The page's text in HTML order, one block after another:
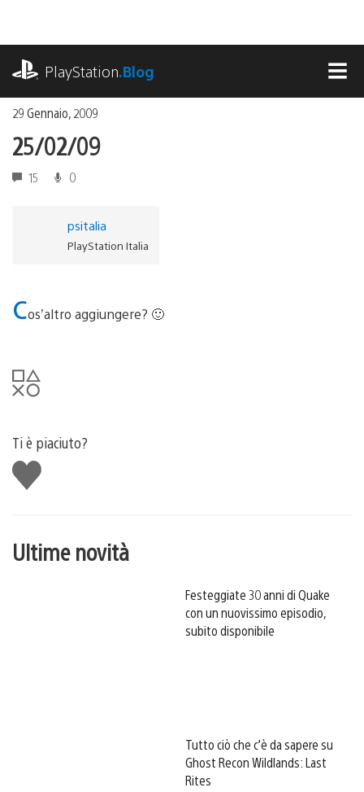
contenuto
PlayStation.Blog
29 Gennaio, 2009
25/02/09
15 0
psitalia
PlayStation Italia
cos’altro aggiungere? 🙂
Ti è piaciuto?
Mi
piace
Ultime novità
Festeggiate 30 anni di Quake
con un nuovissimo episodio,
subito disponibile
Tutto ciò che c’è da sapere su
Ghost Recon Wildlands: Last
Rites